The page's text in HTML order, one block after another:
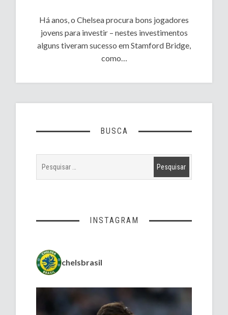
Há anos, o Chelsea procura bons jogadores
jovens para investir – nestes investimentos
alguns tiveram sucesso em Stamford Bridge,
como…
BUSCA
INSTAGRAM
chelsbrasil